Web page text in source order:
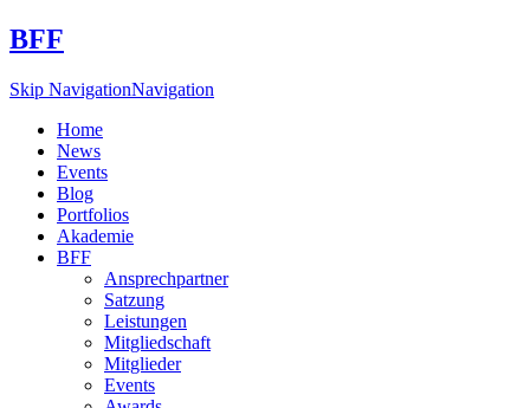
BFF
Skip NavigationNavigation
Home
News
Events
Blog
Portfolios
Akademie
BFF
Ansprechpartner
Satzung
Leistungen
Mitgliedschaft
Mitglieder
Events